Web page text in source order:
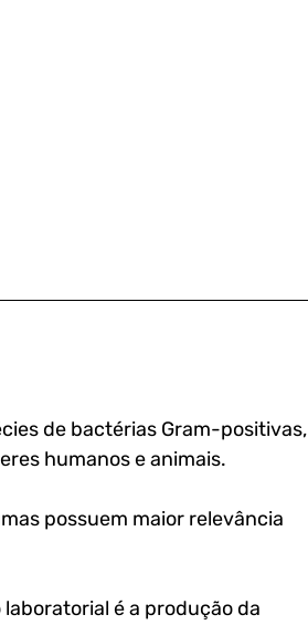
de bactérias Gram-positivas,
humanos e animais.
possuem maior relevância
é a produção da